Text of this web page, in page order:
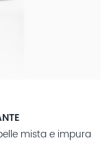
mista e impura